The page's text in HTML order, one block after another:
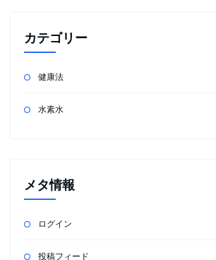
カテゴリー
健康法
水素水
メタ情報
ログイン
投稿フィード